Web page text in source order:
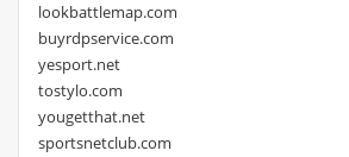
lookbattlemap.com
buyrdpservice.com
yesport.net
tostylo.com
yougetthat.net
sportsnetclub.com